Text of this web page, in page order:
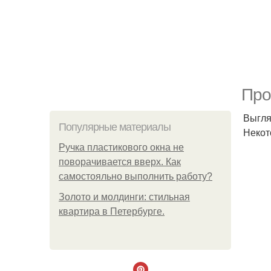
Популярные материалы
Ручка пластикового окна не
поворачивается вверх. Как
самостояльно выполнить работу?
Золото и молдинги: стильная
квартира в Петербурге.